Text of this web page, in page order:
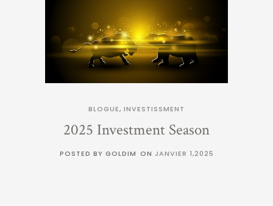
BLOGUE, INVESTISSMENT
2025 Investment Season
POSTED BY GOLDIM ON JANVIER 1,2025